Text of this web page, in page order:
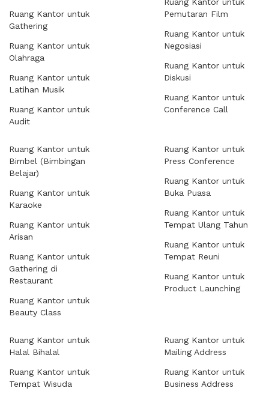
Ruang Kantor untuk
Gathering
Ruang Kantor untuk
Olahraga
Ruang Kantor untuk
Latihan Musik
Ruang Kantor untuk
Audit
Pemutaran Film
Ruang Kantor untuk
Negosiasi
Ruang Kantor untuk
Diskusi
Ruang Kantor untuk
Conference Call
Ruang Kantor untuk
Bimbel (Bimbingan
Belajar)
Ruang Kantor untuk
Karaoke
Ruang Kantor untuk
Arisan
Ruang Kantor untuk
Gathering di
Restaurant
Ruang Kantor untuk
Beauty Class
Ruang Kantor untuk
Press Conference
Ruang Kantor untuk
Buka Puasa
Ruang Kantor untuk
Tempat Ulang Tahun
Ruang Kantor untuk
Tempat Reuni
Ruang Kantor untuk
Product Launching
Ruang Kantor untuk
Halal Bihalal
Ruang Kantor untuk
Tempat Wisuda
Ruang Kantor untuk
Mailing Address
Ruang Kantor untuk
Business Address